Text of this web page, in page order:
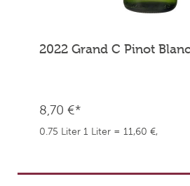
2022 Grand C Pinot
8,70 €*
0.75 Liter 1 Liter = 11,60 €,